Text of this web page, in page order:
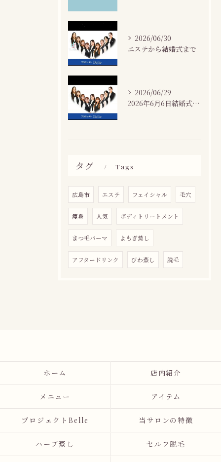
2026/06/30
エステから結婚式まで
2026/06/29
2026年6月6日結婚式場カサネにて
タグ Tags
広島市 エステ フェイシャル 毛穴
痩身 人気 ボディトリートメント
まつ毛パーマ よもぎ蒸し
アフタードリンク びわ蒸し 脱毛
ホーム 店内紹介
メニュー アイテム
プロジェクトBelle 当サロンの特徴
ハーブ蒸し セルフ脱毛